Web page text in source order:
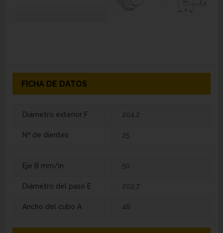
FICHA DE DATOS
Diámetro exterior F 204,2
Nº de dientes 25
Eje B mm/in 50
Diámetro del paso E 202,7
Ancho del cubo A 48